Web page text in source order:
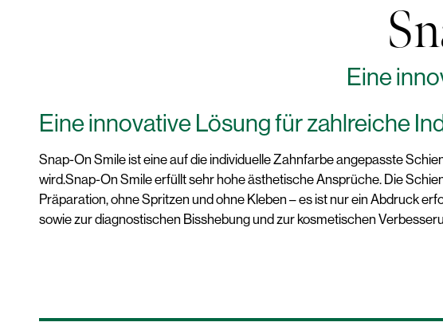
Eine
Eine innovative Lösung für zahlreiche
Snap-On Smile ist eine auf die individuelle Zahnfarbe angepasste
wird.Snap-On Smile erfüllt sehr hohe ästhetische Ansprüche. Die
Präparation, ohne Spritzen und ohne Kleben – es ist nur ein Abdruck
sowie zur diagnostischen Bisshebung und zur kosmetischen